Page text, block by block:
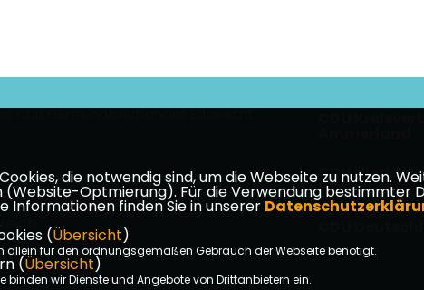
Datenschutz
Kontakt
CDU
die notwendig sind, um die Webseite zu nutzen.
Optmierung). Für die Verwendung bestimmter
Informationen finden Sie in unserer
(Übersicht)
allein für den ordnungsgemäßen Gebrauch der Webseite benötigt.
(Übersicht)
binden wir Dienste und Angebote von Drittanbietern ein.